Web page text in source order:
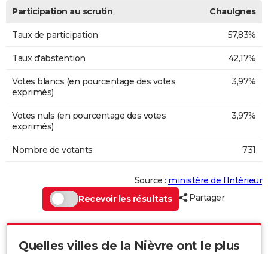
Bricolage
Lifestyle
Culture
Sport
Auto
Television
Voyage
Cinema
Participation au scrutin Chaulgnes
Taux de participation 57,83%
Taux d'abstention 42,17%
Votes blancs (en pourcentage des votes
exprimés)
3,97%
Votes nuls (en pourcentage des votes
exprimés)
3,97%
Nombre de votants 731
Source : ministère de l’Intérieur
Recevoir les résultats
Partager
Quelles villes de la Nièvre ont le plus